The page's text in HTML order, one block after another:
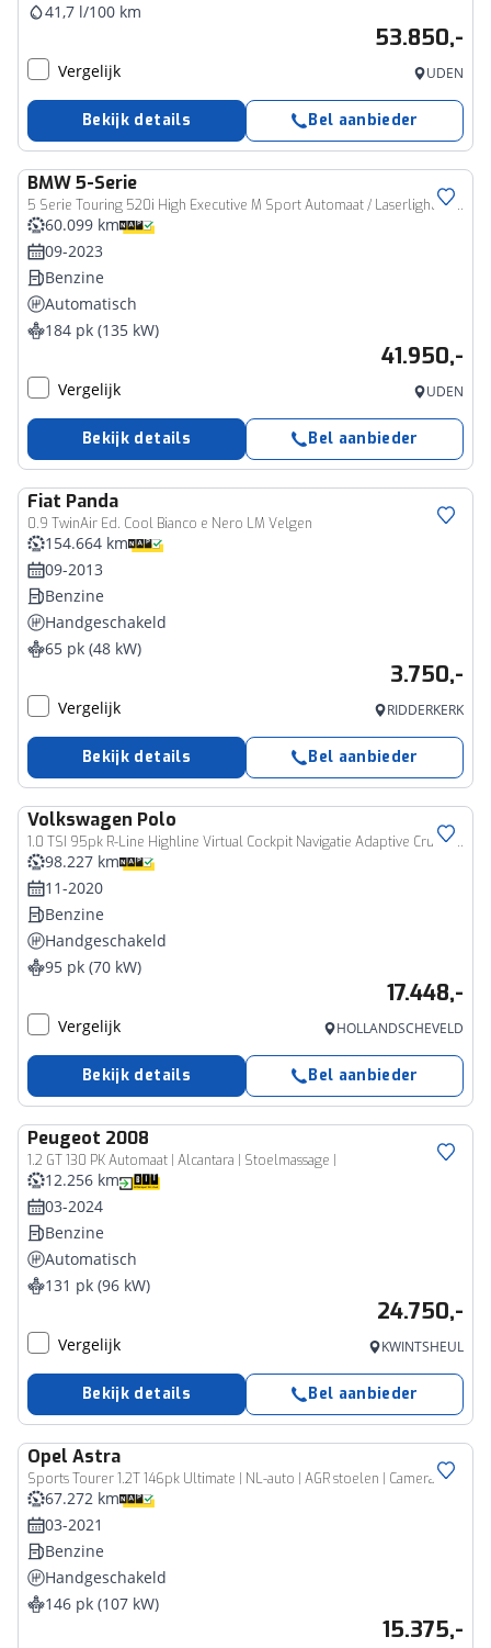
41,7 l/100 km
53.850,-
Vergelijk UDEN
Bekijk details Bel aanbieder
BMW5-Serie
5 Serie Touring 520i High Executive M Sport Automaat / Laserlight / Comfortstoelen / Achteruitrijcamera / Live Cockpit Professional / Stoelverwarming
60.099 km
09-2023
Benzine
Automatisch
184 pk (135 kW)
41.950,-
Vergelijk UDEN
Bekijk details Bel aanbieder
Fiat Panda
0.9 TwinAir Ed. Cool Bianco e Nero LM Velgen
154.664 km
09-2013
Benzine
Handgeschakeld
65 pk (48 kW)
3.750,-
Vergelijk RIDDERKERK
Bekijk details Bel aanbieder
Volkswagen Polo
1.0 TSI 95pk R-Line Highline Virtual Cockpit Navigatie Adaptive Cruise Clima
98.227 km
11-2020
Benzine
Handgeschakeld
95 pk (70 kW)
17.448,-
Vergelijk HOLLANDSCHEVELD
Bekijk details Bel aanbieder
Peugeot 2008
1.2 GT 130 PK Automaat | Alcantara | Stoelmassage |
12.256 km
03-2024
Benzine
Automatisch
131 pk (96 kW)
24.750,-
Vergelijk KWINTSHEUL
Bekijk details Bel aanbieder
Opel Astra
Sports Tourer 1.2T 146pk Ultimate | NL-auto | AGR stoelen | Camera | Winterpakket | Trekhaak | Black edition
67.272 km
03-2021
Benzine
Handgeschakeld
146 pk (107 kW)
15.375,-